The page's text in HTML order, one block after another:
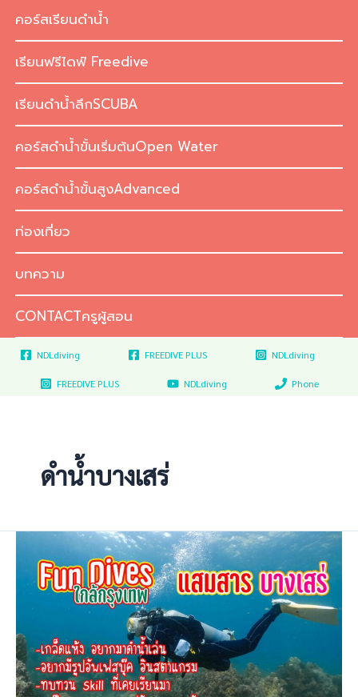
content
คอร์สเรียนดำน้ำ
เรียนฟรีไดฟ์ Freedive
เรียนดำน้ำลึกSCUBA
คอร์สดำน้ำขั้นเริ่มต้นOpen Water
คอร์สดำน้ำขั้นสูงAdvanced
ท่องเที่ยว
บทความ
CONTACTครูผู้สอน
NDLdiving FREEDIVE PLUS NDLdiving
FREEDIVE PLUS NDLdiving Phone
ดำน้ำบางเสร่
ที่
กรุงเทพ